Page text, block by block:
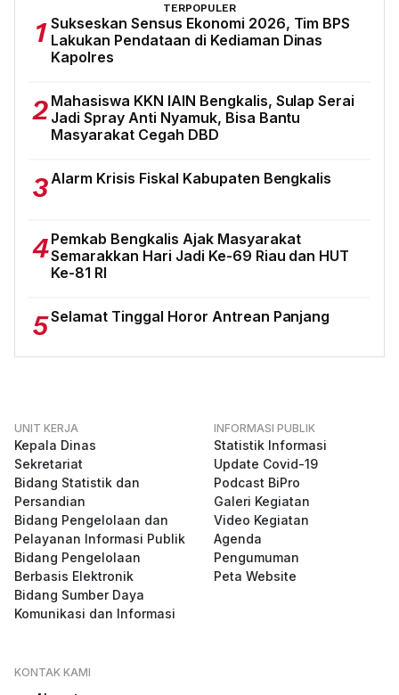
TERPOPULER
1 Sukseskan Sensus Ekonomi 2026, Tim BPS
Lakukan Pendataan di Kediaman Dinas
Kapolres
2 Mahasiswa KKN IAIN Bengkalis, Sulap Serai
Jadi Spray Anti Nyamuk, Bisa Bantu
Masyarakat Cegah DBD
3 Alarm Krisis Fiskal Kabupaten Bengkalis
4Pemkab Bengkalis Ajak Masyarakat
Semarakkan Hari Jadi Ke-69 Riau dan HUT
Ke-81 RI
5Selamat Tinggal Horor Antrean Panjang
UNIT KERJA
Kepala Dinas
Sekretariat
Bidang Statistik dan
Persandian
Bidang Pengelolaan dan
Pelayanan Informasi Publik
Bidang Pengelolaan
Berbasis Elektronik
Bidang Sumber Daya
Komunikasi dan Informasi
INFORMASI PUBLIK
Statistik Informasi
Update Covid-19
Podcast BiPro
Galeri Kegiatan
Video Kegiatan
Agenda
Pengumuman
Peta Website
KONTAK KAMI